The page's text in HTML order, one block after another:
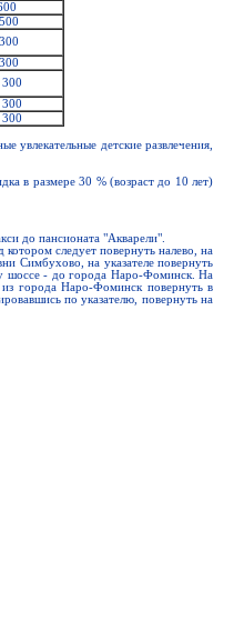
увлекательные детские развлечения,
в размере 30 % (возраст до 10 лет)
до пансионата "Акварели".
следует повернуть налево, на
Симбухово, на указателе повернуть
шоссе - до города Наро-Фоминск. На
города Наро-Фоминск повернуть в
по указателю, повернуть на